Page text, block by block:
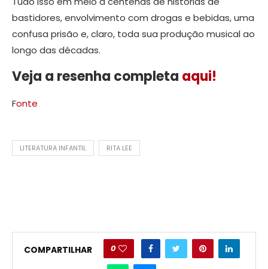
bastidores, envolvimento com drogas e bebidas, uma
confusa prisão e, claro, toda sua produção musical ao
longo das décadas.
Veja a resenha completa aqui!
Fonte
LITERATURA INFANTIL RITA LEE
COMPARTILHAR 0